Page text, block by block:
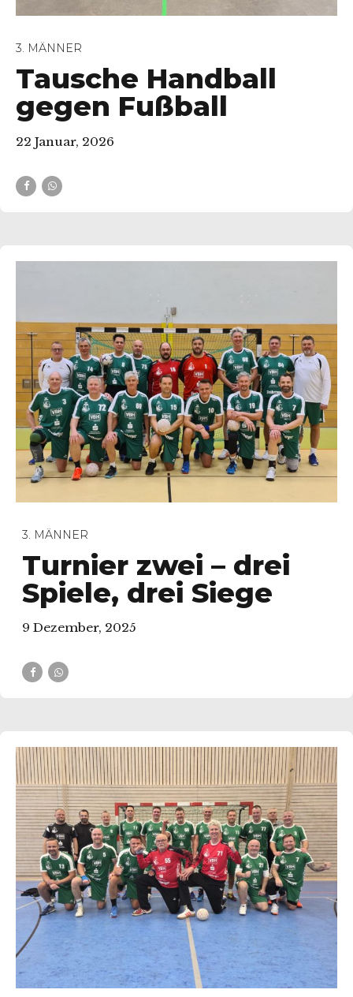
3. MÄNNER
Tausche Handball
gegen Fußball
22 Januar, 2026
3. MÄNNER
Turnier zwei – drei
Spiele, drei Siege
9 Dezember, 2025